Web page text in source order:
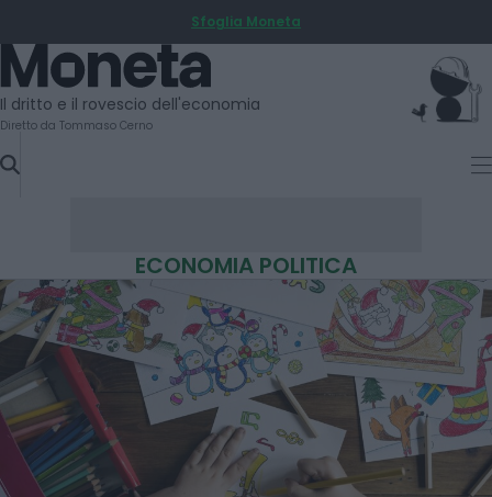
TO
CONTENT
Sfoglia Moneta
Moneta
Il dritto e il rovescio dell'economia
Diretto da Tommaso Cerno
ECONOMIA POLITICA